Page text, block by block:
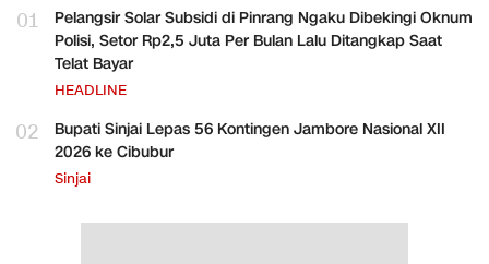
01
Pelangsir Solar Subsidi di Pinrang Ngaku Dibekingi Oknum
Polisi, Setor Rp2,5 Juta Per Bulan Lalu Ditangkap Saat
Telat Bayar
HEADLINE
02
Bupati Sinjai Lepas 56 Kontingen Jambore Nasional XII
2026 ke Cibubur
Sinjai